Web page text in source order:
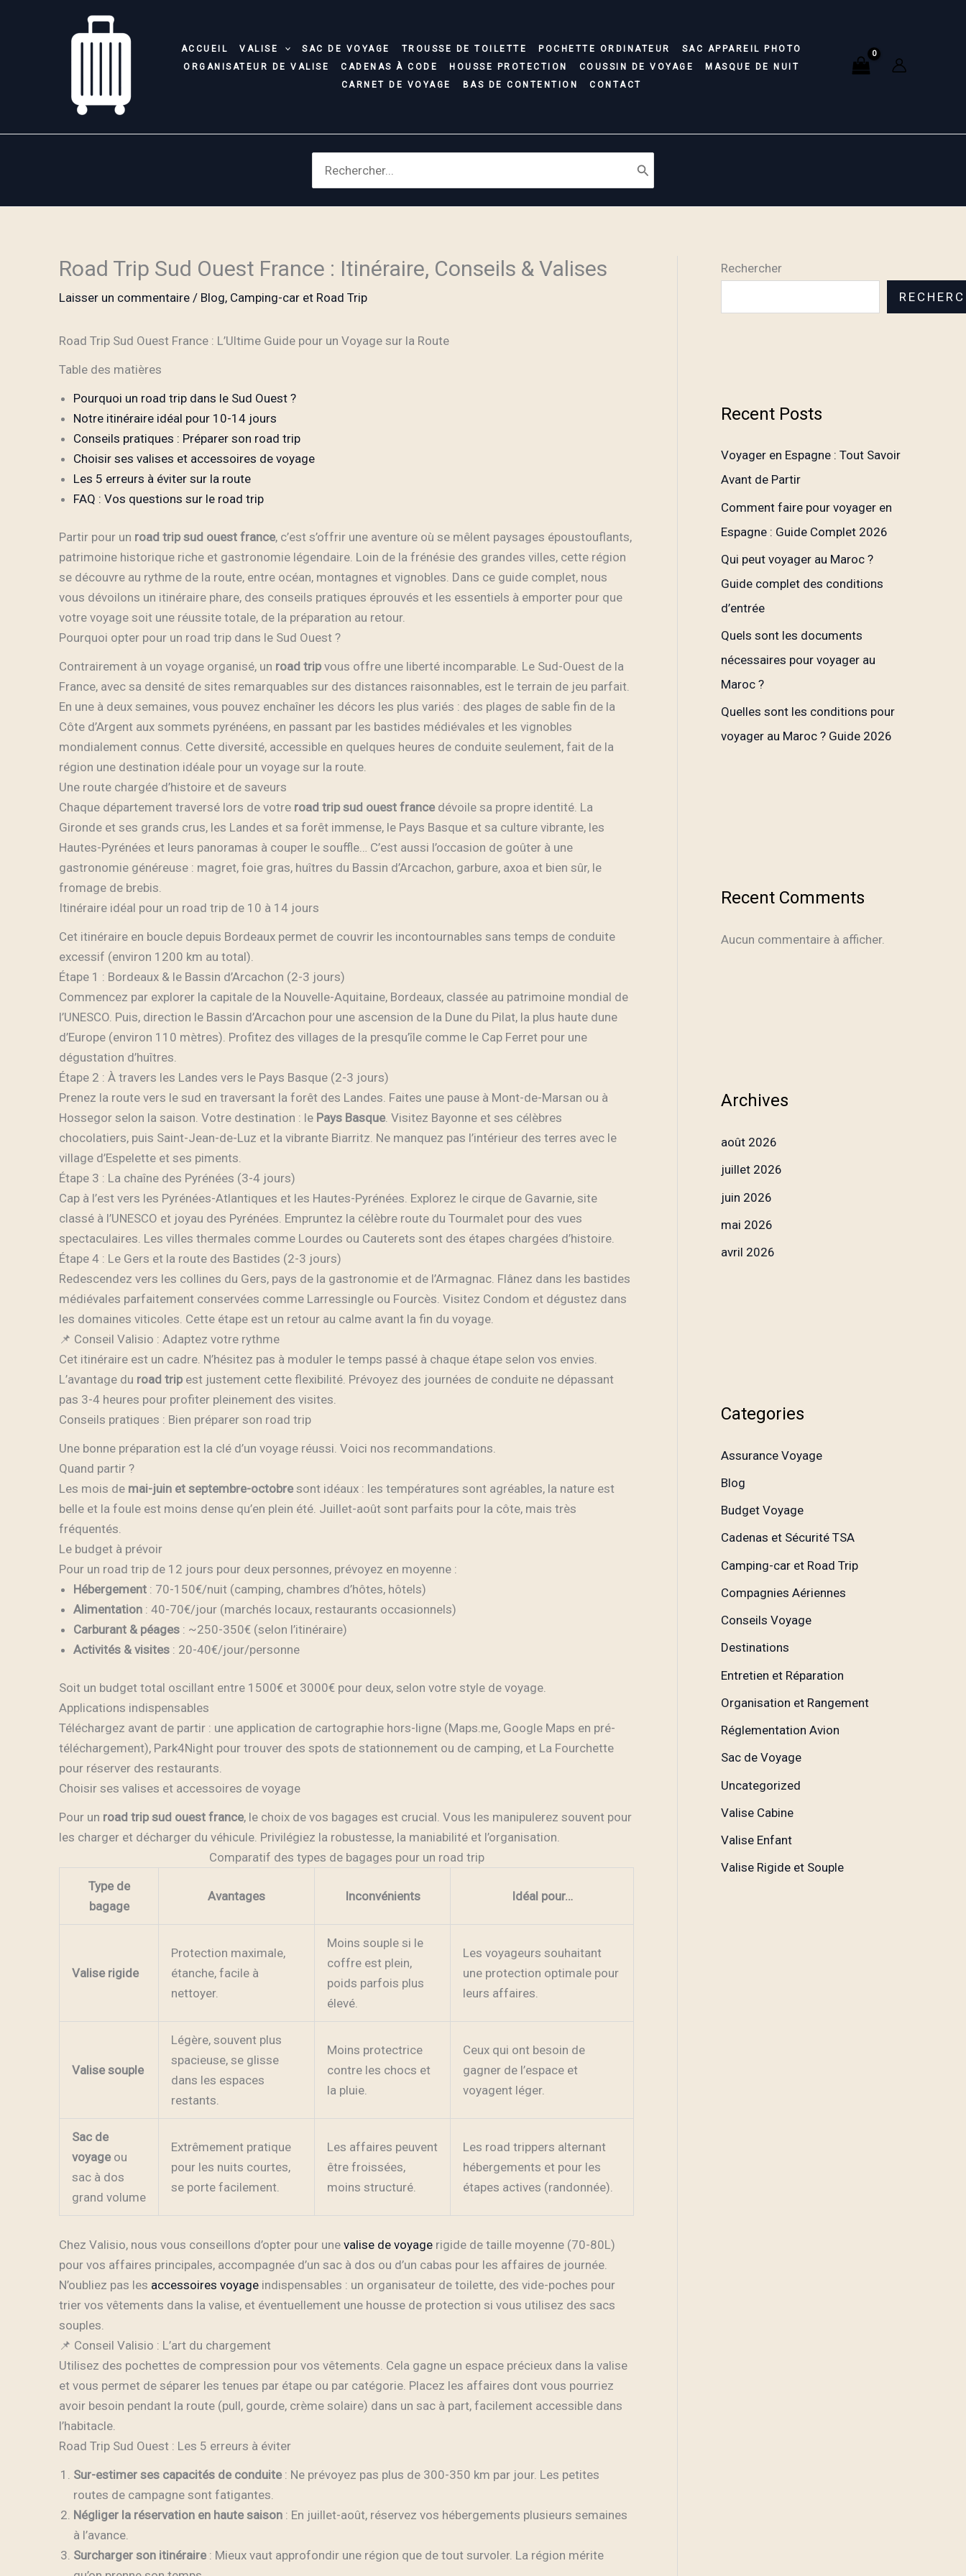
ACCUEIL VALISE SAC DE VOYAGE TROUSSE DE TOILETTE POCHETTE ORDINATEUR
SAC APPAREIL PHOTO
ORGANISATEUR DE VALISE
CADENAS À CODE HOUSSE PROTECTION COUSSIN DE VOYAGE
MASQUE DE NUIT
CARNET DE VOYAGE
BAS DE CONTENTION CONTACT
Search
for:
Road Trip Sud Ouest France : Itinéraire, Conseils & Valises
Laisser un commentaire / Blog, Camping-car et Road Trip
Road Trip Sud Ouest France : L’Ultime Guide pour un Voyage sur la Route
Table des matières
Pourquoi un road trip dans le Sud Ouest ?
Notre itinéraire idéal pour 10-14 jours
Conseils pratiques : Préparer son road trip
Choisir ses valises et accessoires de voyage
Les 5 erreurs à éviter sur la route
FAQ : Vos questions sur le road trip
Partir pour un road trip sud ouest france, c’est s’offrir une aventure où se mêlent paysages époustouflants,
patrimoine historique riche et gastronomie légendaire. Loin de la frénésie des grandes villes, cette région
se découvre au rythme de la route, entre océan, montagnes et vignobles. Dans ce guide complet, nous
vous dévoilons un itinéraire phare, des conseils pratiques éprouvés et les essentiels à emporter pour que
votre voyage soit une réussite totale, de la préparation au retour.
Pourquoi opter pour un road trip dans le Sud Ouest ?
Contrairement à un voyage organisé, un road trip vous offre une liberté incomparable. Le Sud-Ouest de la
France, avec sa densité de sites remarquables sur des distances raisonnables, est le terrain de jeu parfait.
En une à deux semaines, vous pouvez enchaîner les décors les plus variés : des plages de sable fin de la
Côte d’Argent aux sommets pyrénéens, en passant par les bastides médiévales et les vignobles
mondialement connus. Cette diversité, accessible en quelques heures de conduite seulement, fait de la
région une destination idéale pour un voyage sur la route.
Une route chargée d’histoire et de saveurs
Chaque département traversé lors de votre road trip sud ouest francedévoile sa propre identité. La
Gironde et ses grands crus, les Landes et sa forêt immense, le Pays Basque et sa culture vibrante, les
Hautes-Pyrénées et leurs panoramas à couper le souffle… C’est aussi l’occasion de goûter à une
gastronomie généreuse : magret, foie gras, huîtres du Bassin d’Arcachon, garbure, axoa et bien sûr, le
fromage de brebis.
Itinéraire idéal pour un road trip de 10 à 14 jours
Cet itinéraire en boucle depuis Bordeaux permet de couvrir les incontournables sans temps de conduite
excessif (environ 1200 km au total).
Étape 1 : Bordeaux & le Bassin d’Arcachon (2-3 jours)
Commencez par explorer la capitale de la Nouvelle-Aquitaine, Bordeaux, classée au patrimoine mondial de
l’UNESCO. Puis, direction le Bassin d’Arcachon pour une ascension de la Dune du Pilat, la plus haute dune
d’Europe (environ 110 mètres). Profitez des villages de la presqu’île comme le Cap Ferret pour une
dégustation d’huîtres.
Étape 2 : À travers les Landes vers le Pays Basque (2-3 jours)
Prenez la route vers le sud en traversant la forêt des Landes. Faites une pause à Mont-de-Marsan ou à
Hossegor selon la saison. Votre destination : le Pays Basque. Visitez Bayonne et ses célèbres
chocolatiers, puis Saint-Jean-de-Luz et la vibrante Biarritz. Ne manquez pas l’intérieur des terres avec le
village d’Espelette et ses piments.
Étape 3 : La chaîne des Pyrénées (3-4 jours)
Cap à l’est vers les Pyrénées-Atlantiques et les Hautes-Pyrénées. Explorez le cirque de Gavarnie, site
classé à l’UNESCO et joyau des Pyrénées. Empruntez la célèbre route du Tourmalet pour des vues
spectaculaires. Les villes thermales comme Lourdes ou Cauterets sont des étapes chargées d’histoire.
Étape 4 : Le Gers et la route des Bastides (2-3 jours)
Redescendez vers les collines du Gers, pays de la gastronomie et de l’Armagnac. Flânez dans les bastides
médiévales parfaitement conservées comme Larressingle ou Fourcès. Visitez Condom et dégustez dans
les domaines viticoles. Cette étape est un retour au calme avant la fin du voyage.
📌 Conseil Valisio : Adaptez votre rythme
Cet itinéraire est un cadre. N’hésitez pas à moduler le temps passé à chaque étape selon vos envies.
L’avantage du road trip est justement cette flexibilité. Prévoyez des journées de conduite ne dépassant
pas 3-4 heures pour profiter pleinement des visites.
Conseils pratiques : Bien préparer son road trip
Une bonne préparation est la clé d’un voyage réussi. Voici nos recommandations.
Quand partir ?
Les mois de mai-juin et septembre-octobresont idéaux : les températures sont agréables, la nature est
belle et la foule est moins dense qu’en plein été. Juillet-août sont parfaits pour la côte, mais très
fréquentés.
Le budget à prévoir
Pour un road trip de 12 jours pour deux personnes, prévoyez en moyenne :
Hébergement : 70-150€/nuit (camping, chambres d’hôtes, hôtels)
Alimentation : 40-70€/jour (marchés locaux, restaurants occasionnels)
Carburant & péages : ~250-350€ (selon l’itinéraire)
Activités & visites : 20-40€/jour/personne
Soit un budget total oscillant entre 1500€ et 3000€ pour deux, selon votre style de voyage.
Applications indispensables
Téléchargez avant de partir : une application de cartographie hors-ligne (Maps.me, Google Maps en pré-
téléchargement), Park4Night pour trouver des spots de stationnement ou de camping, et La Fourchette
pour réserver des restaurants.
Choisir ses valises et accessoires de voyage
Pour un road trip sud ouest france, le choix de vos bagages est crucial. Vous les manipulerez souvent pour
les charger et décharger du véhicule. Privilégiez la robustesse, la maniabilité et l’organisation.
Comparatif des types de bagages pour un road trip
Type de
bagage
Avantages Inconvénients Idéal pour…
Valise rigide
Protection maximale,
étanche, facile à
nettoyer.
Moins souple si le
coffre est plein,
poids parfois plus
élevé.
Les voyageurs souhaitant
une protection optimale pour
leurs affaires.
Valise souple
Légère, souvent plus
spacieuse, se glisse
dans les espaces
restants.
Moins protectrice
contre les chocs et
la pluie.
Ceux qui ont besoin de
gagner de l’espace et
voyagent léger.
Sac de
voyageou
sac à dos
grand volume
Extrêmement pratique
pour les nuits courtes,
se porte facilement.
Les affaires peuvent
être froissées,
moins structuré.
Les road trippers alternant
hébergements et pour les
étapes actives (randonnée).
Chez Valisio, nous vous conseillons d’opter pour une valise de voyage rigide de taille moyenne (70-80L)
pour vos affaires principales, accompagnée d’un sac à dos ou d’un cabas pour les affaires de journée.
N’oubliez pas les accessoires voyage indispensables : un organisateur de toilette, des vide-poches pour
trier vos vêtements dans la valise, et éventuellement une housse de protection si vous utilisez des sacs
souples.
📌 Conseil Valisio : L’art du chargement
Utilisez des pochettes de compression pour vos vêtements. Cela gagne un espace précieux dans la valise
et vous permet de séparer les tenues par étape ou par catégorie. Placez les affaires dont vous pourriez
avoir besoin pendant la route (pull, gourde, crème solaire) dans un sac à part, facilement accessible dans
l’habitacle.
Road Trip Sud Ouest : Les 5 erreurs à éviter
Sur-estimer ses capacités de conduite: Ne prévoyez pas plus de 300-350 km par jour. Les petites
routes de campagne sont fatigantes.
Négliger la réservation en haute saison : En juillet-août, réservez vos hébergements plusieurs semaines
à l’avance.
Surcharger son itinéraire: Mieux vaut approfondir une région que de tout survoler. La région mérite
Rechercher
Recent Posts
Voyager en Espagne : Tout Savoir
Avant de Partir
Comment faire pour voyager en
Espagne : Guide Complet 2026
Qui peut voyager au Maroc ?
Guide complet des conditions
d’entrée
Quels sont les documents
nécessaires pour voyager au
Maroc ?
Quelles sont les conditions pour
voyager au Maroc ? Guide 2026
Recent Comments
Aucun commentaire à afficher.
Archives
août 2026
juillet 2026
juin 2026
mai 2026
avril 2026
Categories
Assurance Voyage
Blog
Budget Voyage
Cadenas et Sécurité TSA
Camping-car et Road Trip
Compagnies Aériennes
Conseils Voyage
Destinations
Entretien et Réparation
Organisation et Rangement
Réglementation Avion
Sac de Voyage
Uncategorized
Valise Cabine
Valise Enfant
Valise Rigide et Souple